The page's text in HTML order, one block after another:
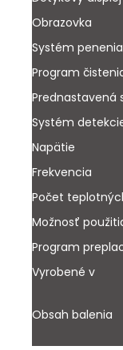
Obrazovka
Systém
Program
Prednastavená
Systém
Napätie
Frekvencia
Počet
Možnosť
Program
Vyrobené v
Obsah balenia